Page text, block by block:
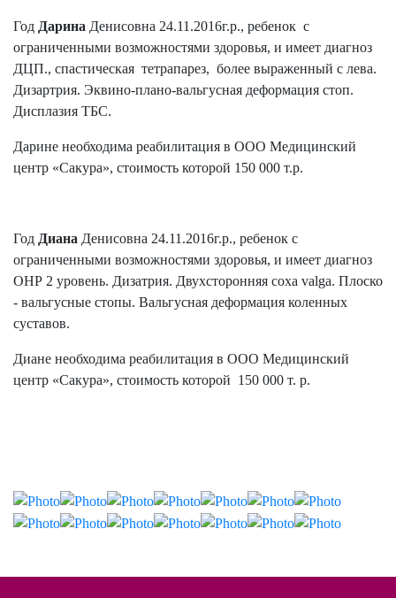
Год Дарина Денисовна 24.11.2016г.р., ребенок с
ограниченными возможностями здоровья, и имеет диагноз
ДЦП., спастическая тетрапарез, более выраженный с лева.
Дизартрия. Эквино-плано-вальгусная деформация стоп.
Дисплазия ТБС.
Дарине необходима реабилитация в ООО Медицинский
центр «Сакура», стоимость которой 150 000 т.р.
Год Диана Денисовна 24.11.2016г.р., ребенок с
ограниченными возможностями здоровья, и имеет диагноз
ОНР 2 уровень. Дизатрия. Двухсторонняя соха valga. Плоско
- вальгусные стопы. Вальгусная деформация коленных
суставов.
Диане необходима реабилитация в ООО Медицинский
центр «Сакура», стоимость которой 150 000 т. р.